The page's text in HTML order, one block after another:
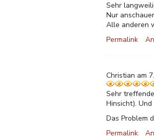
Sehr
Nur
Alle anderen
Permalink
Christian am
Sehr
Hinsicht).
Das Problem
Permalink